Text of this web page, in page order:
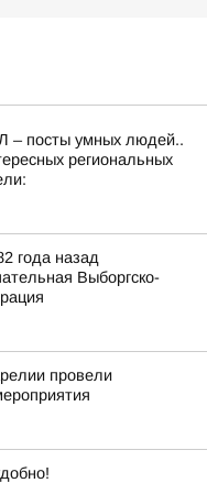
– посты умных людей..
региональных
года назад
Выборгско-
провели